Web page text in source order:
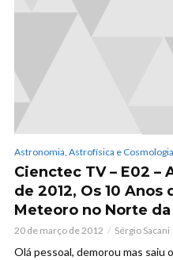
Astronomia, Astrofísica e Cosmologia
Cienctec TV – E02 –
de 2012, Os 10 Anos
Meteoro no Norte
20 de março de 2012 Sérgio Sacani
Olá pessoal, demorou mas saiu